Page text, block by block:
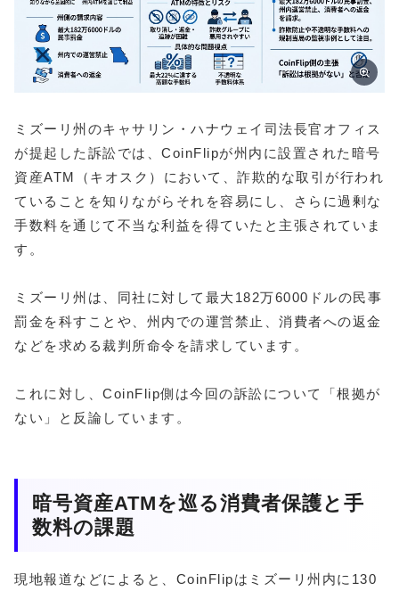
ミズーリ州のキャサリン・ハナウェイ司法長官オフィス
が提起した訴訟では、CoinFlipが州内に設置された暗号
資産ATM（キオスク）において、詐欺的な取引が行われ
ていることを知りながらそれを容易にし、さらに過剰な
手数料を通じて不当な利益を得ていたと主張されていま
す。
ミズーリ州は、同社に対して最大182万6000ドルの民事
罰金を科すことや、州内での運営禁止、消費者への返金
などを求める裁判所命令を請求しています。
これに対し、CoinFlip側は今回の訴訟について「根拠が
ない」と反論しています。
暗号資産ATMを巡る消費者保護と手
数料の課題
現地報道などによると、CoinFlipはミズーリ州内に130